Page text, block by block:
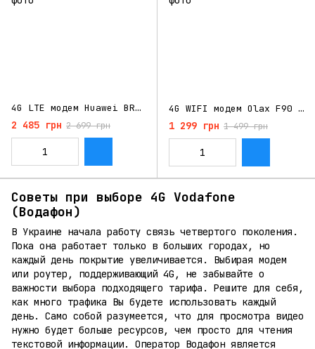
4G LTE модем Huawei BROVI E3372-325 до 150 мбит/сек LTE Cat.4
2 485 грн 2 699 грн
4G WIFI модем Olax F90 с 2 выходами под антенну под все SIM карты
1 299 грн 1 499 грн
Советы при выборе 4G Vodafone
(Водафон)
В Украине начала работу связь четвертого поколения.
Пока она работает только в больших городах, но
каждый день покрытие увеличивается. Выбирая модем
или роутер, поддерживающий 4G, не забывайте о
важности выбора подходящего тарифа. Решите для себя,
как много трафика Вы будете использовать каждый
день. Само собой разумеется, что для просмотра видео
нужно будет больше ресурсов, чем просто для чтения
текстовой информации. Оператор Водафон является